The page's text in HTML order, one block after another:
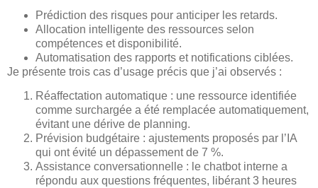
Prédiction des risques pour anticiper les retards.
Allocation intelligente des ressources selon
compétences et disponibilité.
Automatisation des rapports et notifications ciblées.
Je présente trois cas d’usage précis que j’ai observés :
Réaffectation automatique : une ressource identifiée
comme surchargée a été remplacée automatiquement,
évitant une dérive de planning.
Prévision budgétaire : ajustements proposés par l’IA
qui ont évité un dépassement de 7 %.
Assistance conversationnelle : le chatbot interne a
répondu aux questions fréquentes, libérant 3 heures